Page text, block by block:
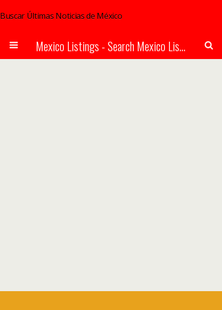
Buscar Últimas Noticias de México
Mexico Listings - Search Mexico Listings Online